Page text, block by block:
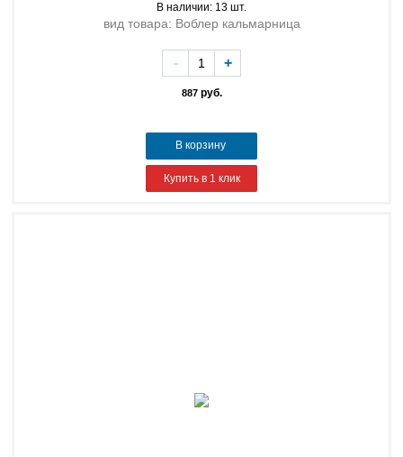
В наличии: 13 шт.
вид товара: Воблер кальмарница
887руб.
- +
В корзину
Купить в 1 клик